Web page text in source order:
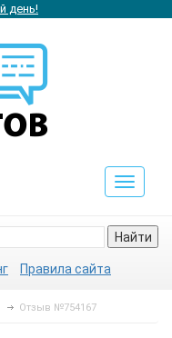
день!
Toggle
Найти
Правила сайта
Отзыв №754167